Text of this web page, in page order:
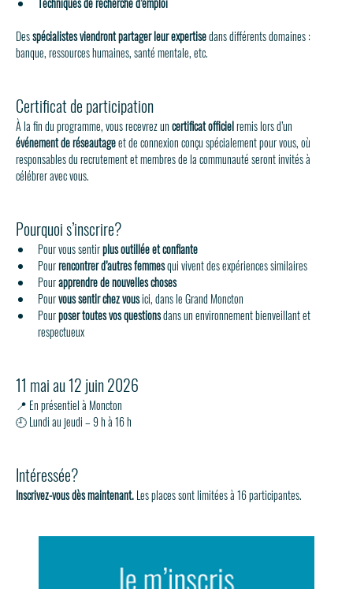
Des spécialistes viendront partager leur expertise dans différents domaines :
banque, ressources humaines, santé mentale, etc.
Certificat de participation
À la fin du programme, vous recevrez un certificat officiel remis lors d’un
événement de réseautage et de connexion conçu spécialement pour vous, où
responsables du recrutement et membres de la communauté seront invités à
célébrer avec vous.
Pourquoi s’inscrire?
Pour vous sentir plus outillée et confiante
Pour rencontrer d’autres femmes qui vivent des expériences similaires
Pour apprendre de nouvelles choses
Pour vous sentir chez vous ici, dans le Grand Moncton
Pour poser toutes vos questions dans un environnement bienveillant et
respectueux
11 mai au 12 juin 2026
📍 En présentiel à Moncton
🕘 Lundi au jeudi – 9 h à 16 h
Intéressée?
Inscrivez-vous dès maintenant. Les places sont limitées à 16 participantes.